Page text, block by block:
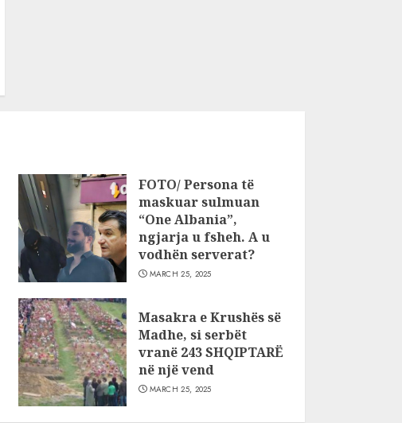
FOTO/ Persona të
maskuar sulmuan
“One Albania”,
ngjarja u fsheh. A u
vodhën serverat?
MARCH 25, 2025
Masakra e Krushës së
Madhe, si serbët
vranë 243 SHQIPTARË
në një vend
MARCH 25, 2025